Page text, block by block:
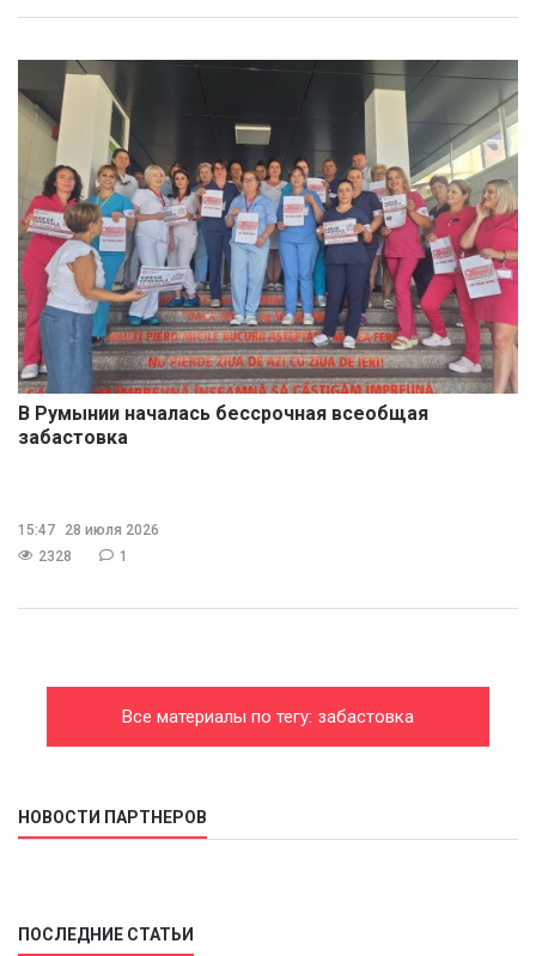
В Румынии началась бессрочная всеобщая
забастовка
15:47
28 июля 2026
2328
1
Все материалы по тегу: забастовка
НОВОСТИ ПАРТНЕРОВ
ПОСЛЕДНИЕ СТАТЬИ